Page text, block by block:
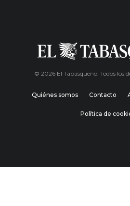
© 2026 El Tabasqueño. Todos los
Quiénes somos Contacto
Política de